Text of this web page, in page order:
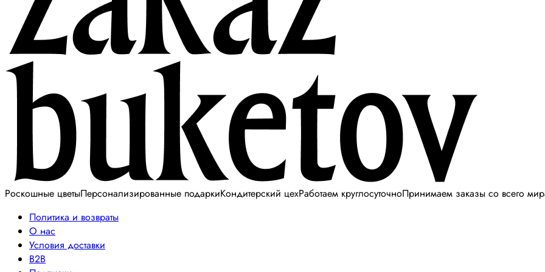
Роскошные цветыПерсонализированные подаркиКондитерский цехРаботаем круглосуточноПринимаем заказы со всего
Политика и возвраты
О нас
Условия доставки
B2B